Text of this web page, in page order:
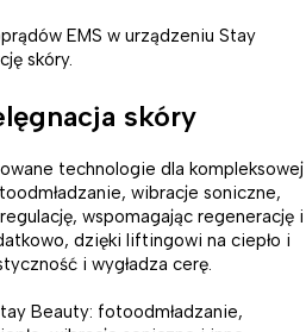
skóry
technologie dla kompleksowej
wibracje soniczne,
wspomagając regenerację i
dzięki liftingowi na ciepło i
i wygładza cerę.